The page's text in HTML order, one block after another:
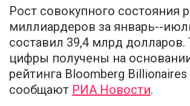
Рост совокупного состояния
миллиардеров за январь--
составил 39,4 млрд долларов.
цифры получены на
рейтинга Bloomberg Billionaires
сообщают РИА Новости.